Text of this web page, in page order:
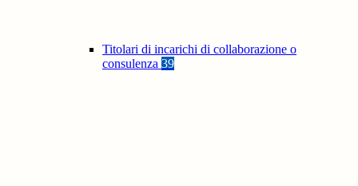
Titolari di incarichi di collaborazione o
consulenza 39